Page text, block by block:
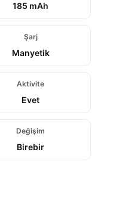
185 mAh
Şarj
Manyetik
Aktivite
Evet
Değişim
Birebir